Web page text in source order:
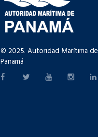
© 2025. Autoridad Marítima de
Panamá